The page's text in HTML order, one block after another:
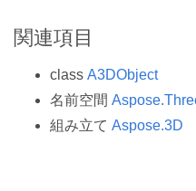
関連項目
class A3DObject
名前空間
組み立て Aspose.3D